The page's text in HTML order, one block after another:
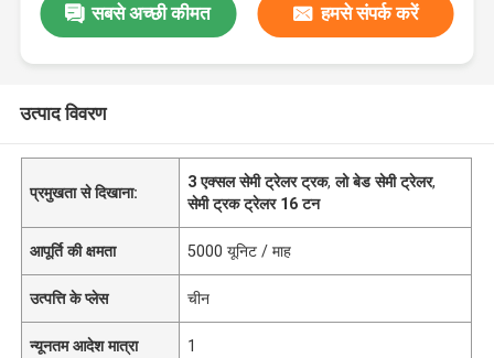
सबसे अच्छी कीमत हमसे संपर्क करें
उत्पाद विवरण
प्रमुखता से दिखाना:
3 एक्सल सेमी ट्रेलर ट्रक,लो बेड सेमी ट्रेलर,
सेमी ट्रक ट्रेलर 16 टन
आपूर्ति की क्षमता 5000 यूनिट / माह
उत्पत्ति के प्लेस चीन
न्यूनतम आदेश मात्रा 1